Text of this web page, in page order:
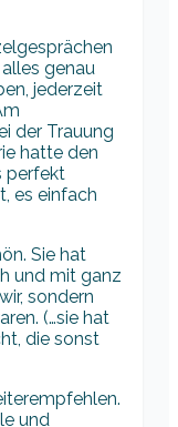
genau
jederzeit
der Trauung
hatte den
perfekt
es einfach
Sie hat
und mit ganz
sondern
(…sie hat
die sonst
und